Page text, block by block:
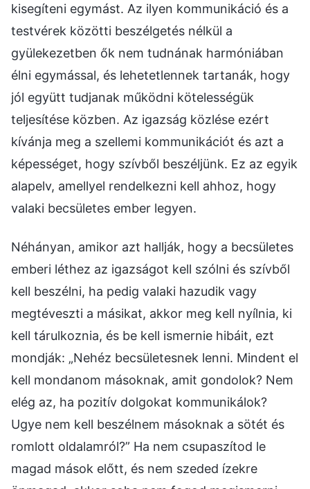
kisegíteni egymást. Az ilyen kommunikáció és a
testvérek közötti beszélgetés nélkül a
gyülekezetben ők nem tudnának harmóniában
élni egymással, és lehetetlennek tartanák, hogy
jól együtt tudjanak működni kötelességük
teljesítése közben. Az igazság közlése ezért
kívánja meg a szellemi kommunikációt és azt a
képességet, hogy szívből beszéljünk. Ez az egyik
alapelv, amellyel rendelkezni kell ahhoz, hogy
valaki becsületes ember legyen.
Néhányan, amikor azt hallják, hogy a becsületes
emberi léthez az igazságot kell szólni és szívből
kell beszélni, ha pedig valaki hazudik vagy
megtéveszti a másikat, akkor meg kell nyílnia, ki
kell tárulkoznia, és be kell ismernie hibáit, ezt
mondják: „Nehéz becsületesnek lenni. Mindent el
kell mondanom másoknak, amit gondolok? Nem
elég az, ha pozitív dolgokat kommunikálok?
Ugye nem kell beszélnem másoknak a sötét és
romlott oldalamról?” Ha nem csupaszítod le
magad mások előtt, és nem szeded ízekre